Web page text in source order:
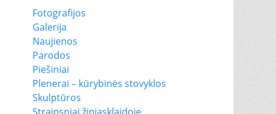
Fotografijos
Galerija
Naujienos
Parodos
Piešiniai
Plenerai – kūrybinės stovyklos
Skulptūros